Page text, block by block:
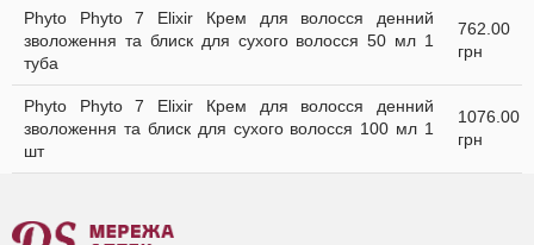
Phyto Phyto 7 Elixir Крем для волосся денний
зволоження та блиск для сухого волосся 50 мл 1
туба
762.00
грн
Phyto Phyto 7 Elixir Крем для волосся денний
зволоження та блиск для сухого волосся 100 мл 1
шт
1076.00
грн